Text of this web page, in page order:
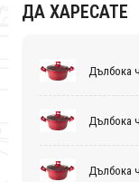
ДА ХАРЕСАТЕ